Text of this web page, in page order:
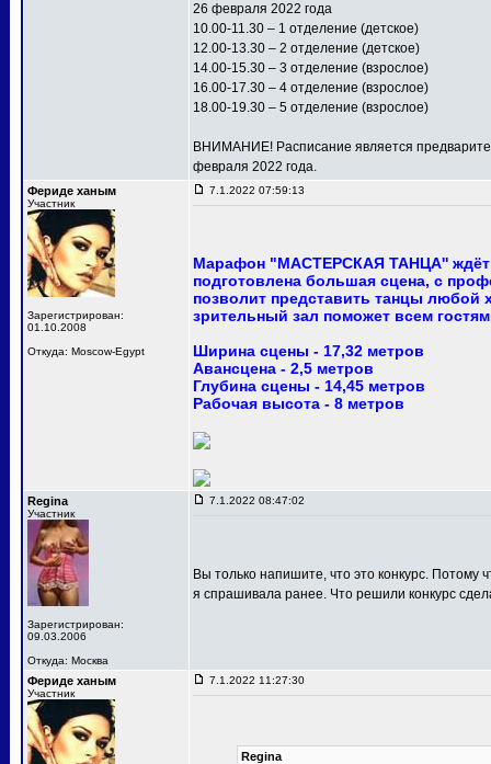
26 февраля 2022 года
10.00-11.30 – 1 отделение (детское)
12.00-13.30 – 2 отделение (детское)
14.00-15.30 – 3 отделение (взрослое)
16.00-17.30 – 4 отделение (взрослое)
18.00-19.30 – 5 отделение (взрослое)
ВНИМАНИЕ! Расписание является
февраля 2022 года.
Фериде ханым
Участник
Зарегистрирован:
01.10.2008
Откуда: Moscow-Egypt
7.1.2022 07:59:13
Марафон "МАСТЕРСКАЯ ТАНЦА'' ждёт
подготовлена большая сцена, с
позволит представить танцы
зрительный зал поможет всем
Ширина сцены - 17,32 метров
Авансцена - 2,5 метров
Глубина сцены - 14,45 метров
Рабочая высота - 8 метров
Regina
Участник
Зарегистрирован:
09.03.2006
Откуда: Москва
7.1.2022 08:47:02
Вы только напишите, что это конкурс. Потому
я спрашивала ранее. Что решили конкурс
Фериде ханым
Участник
7.1.2022 11:27:30
Regina